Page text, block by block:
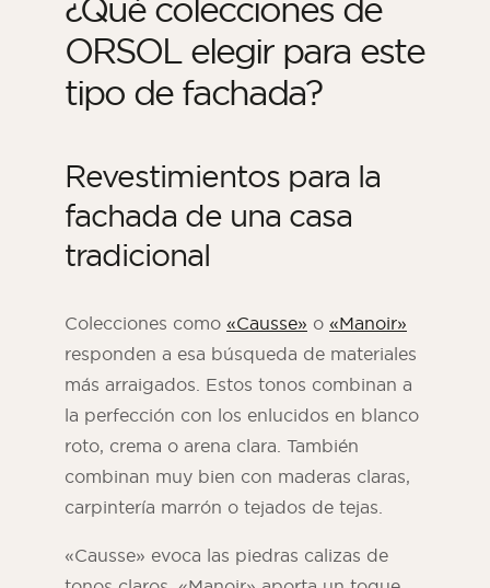
ORSOL elegir para este
tipo de fachada?
Revestimientos para la
fachada de una casa
tradicional
Colecciones como «Causse» o «Manoir»
responden a esa búsqueda de materiales
más arraigados. Estos tonos combinan a
la perfección con los enlucidos en blanco
roto, crema o arena clara. También
combinan muy bien con maderas claras,
carpintería marrón o tejados de tejas.
«Causse» evoca las piedras calizas de